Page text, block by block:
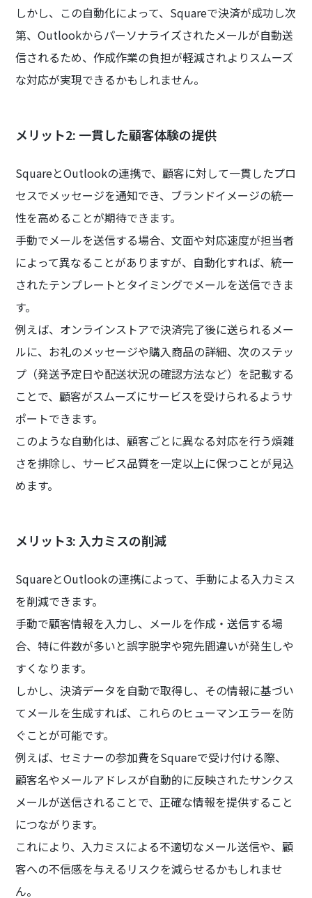
しかし、この自動化によって、Squareで決済が成功し次
第、Outlookからパーソナライズされたメールが自動送
信されるため、作成作業の負担が軽減されよりスムーズ
な対応が実現できるかもしれません。
メリット2: 一貫した顧客体験の提供
SquareとOutlookの連携で、顧客に対して一貫したプロ
セスでメッセージを通知でき、ブランドイメージの統一
性を高めることが期待できます。
手動でメールを送信する場合、文面や対応速度が担当者
によって異なることがありますが、自動化すれば、統一
されたテンプレートとタイミングでメールを送信できま
す。
例えば、オンラインストアで決済完了後に送られるメー
ルに、お礼のメッセージや購入商品の詳細、次のステッ
プ（発送予定日や配送状況の確認方法など）を記載する
ことで、顧客がスムーズにサービスを受けられるようサ
ポートできます。
このような自動化は、顧客ごとに異なる対応を行う煩雑
さを排除し、サービス品質を一定以上に保つことが見込
めます。
メリット3: 入力ミスの削減
SquareとOutlookの連携によって、手動による入力ミス
を削減できます。
手動で顧客情報を入力し、メールを作成・送信する場
合、特に件数が多いと誤字脱字や宛先間違いが発生しや
すくなります。
しかし、決済データを自動で取得し、その情報に基づい
てメールを生成すれば、これらのヒューマンエラーを防
ぐことが可能です。
例えば、セミナーの参加費をSquareで受け付ける際、
顧客名やメールアドレスが自動的に反映されたサンクス
メールが送信されることで、正確な情報を提供すること
につながります。
これにより、入力ミスによる不適切なメール送信や、顧
客への不信感を与えるリスクを減らせるかもしれませ
ん。